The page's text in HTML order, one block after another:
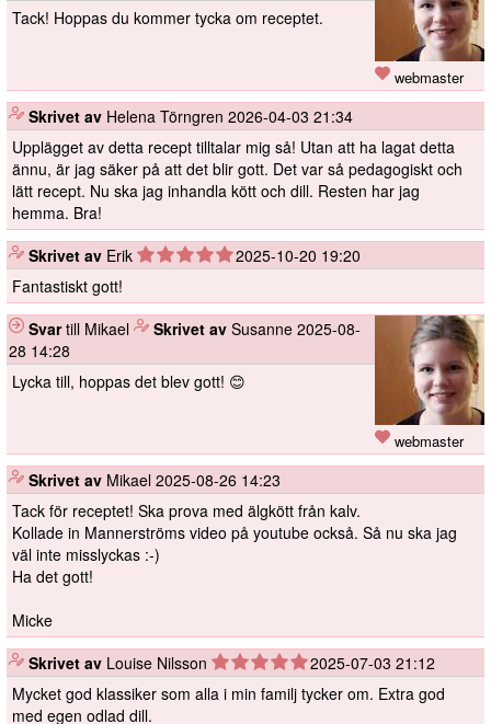
webmaster
Tack! Hoppas du kommer tycka om receptet.
Skrivet av Helena Törngren 2026-04-03 21:34
Upplägget av detta recept tilltalar mig så! Utan att ha lagat detta
ännu, är jag säker på att det blir gott. Det var så pedagogiskt och
lätt recept. Nu ska jag inhandla kött och dill. Resten har jag
hemma. Bra!
Skrivet av Erik
2025-10-20 19:20
Fantastiskt gott!
webmaster
Svartill Mikael Skrivet av Susanne 2025-08-
28 14:28
Lycka till, hoppas det blev gott! 😊
Skrivet av Mikael 2025-08-26 14:23
Tack för receptet! Ska prova med älgkött från kalv.
Kollade in Mannerströms video på youtube också. Så nu ska jag
väl inte misslyckas :-)
Ha det gott!
Micke
Skrivet av Louise Nilsson
2025-07-03 21:12
Mycket god klassiker som alla i min familj tycker om. Extra god
med egen odlad dill.